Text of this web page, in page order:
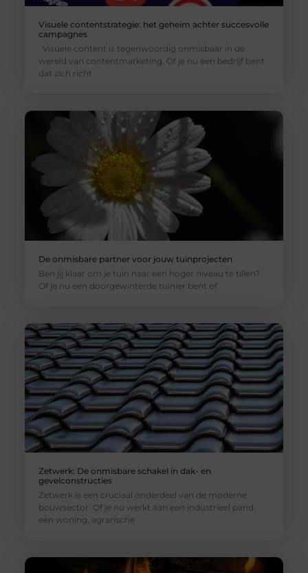
Visuele contentstrategie: het geheim achter succesvolle
campagnes
Visuele content is tegenwoordig onmisbaar in de
wereld van contentmarketing. Of je nu een bedrijf bent
dat zich richt
De onmisbare partner voor jouw tuinprojecten
Ben jij klaar om je tuin naar een hoger niveau te tillen?
Of je nu een doorgewinterde tuinier bent of
Zetwerk: De onmisbare schakel in dak- en
gevelconstructies
Zetwerk is een cruciaal onderdeel van de moderne
bouwsector. Of je nu werkt aan een industrieel pand,
een woning, agrarische